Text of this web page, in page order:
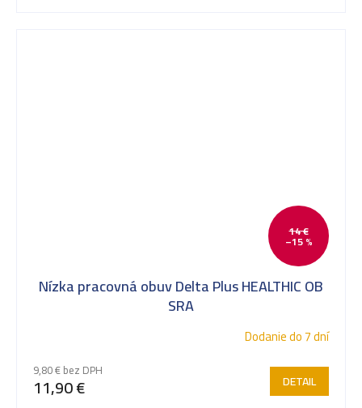
14 €
–15 %
Nízka pracovná obuv Delta Plus HEALTHIC OB
SRA
Dodanie do 7 dní
9,80 € bez DPH
11,90 € DETAIL